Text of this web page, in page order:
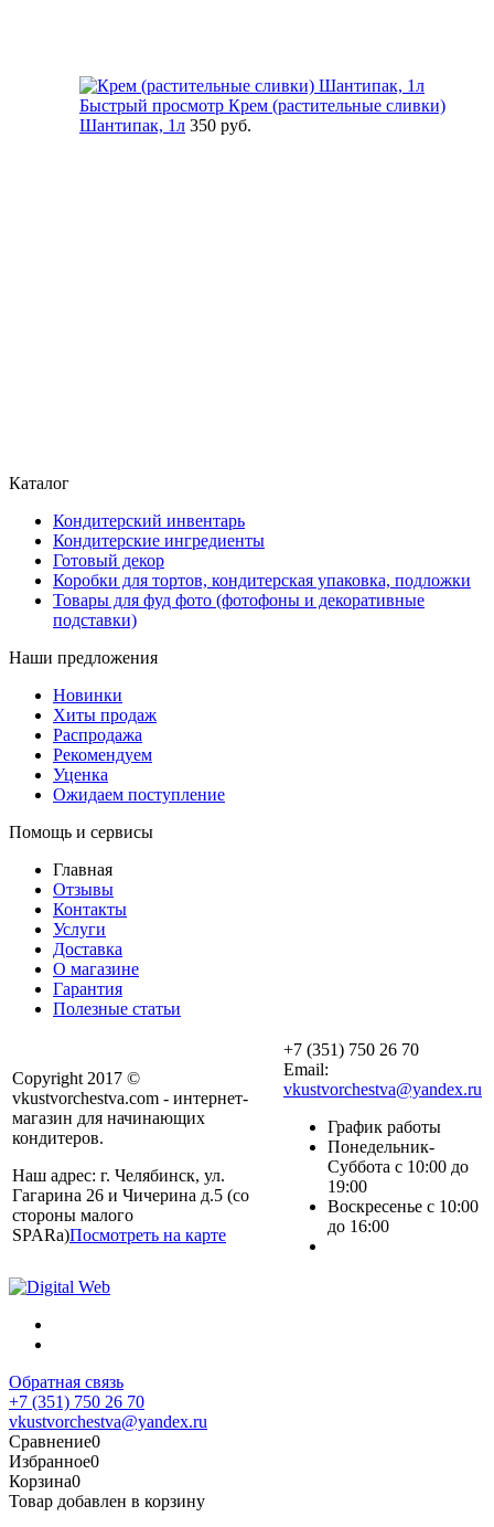
Быстрый просмотр Крем (растительные сливки)
Шантипак, 1л 350 руб.
Каталог
Кондитерский инвентарь
Кондитерские ингредиенты
Готовый декор
Коробки для тортов, кондитерская упаковка, подложки
Товары для фуд фото (фотофоны и декоративные
подставки)
Наши предложения
Новинки
Хиты продаж
Распродажа
Рекомендуем
Уценка
Ожидаем поступление
Помощь и сервисы
Главная
Отзывы
Контакты
Услуги
Доставка
О магазине
Гарантия
Полезные статьи
Copyright 2017 ©
vkustvorchestva.com - интернет-
магазин для начинающих
кондитеров.
Наш адрес: г. Челябинск, ул.
Гагарина 26 и Чичерина д.5 (со
стороны малого
SPARa)Посмотреть на карте
+7 (351) 750 26 70
Email:
vkustvorchestva@yandex.ru
График работы
Понедельник-
Суббота с 10:00 до
19:00
Воскресенье с 10:00
до 16:00
Обратная связь
+7 (351) 750 26 70
vkustvorchestva@yandex.ru
Сравнение0
Избранное0
Корзина0
Товар добавлен в корзину